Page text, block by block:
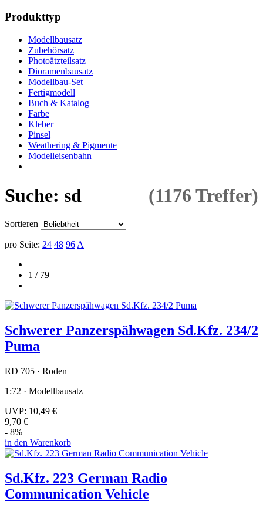
Produkttyp
Modellbausatz
Zubehörsatz
Photoätzteilsatz
Dioramenbausatz
Modellbau-Set
Fertigmodell
Buch & Katalog
Farbe
Kleber
Pinsel
Weathering & Pigmente
Modelleisenbahn
Suche: sd (1176 Treffer)
Sortieren
pro Seite: 24 48 96 A
1 / 79
Schwerer Panzerspähwagen Sd.Kfz. 234/2
Puma
RD 705 · Roden
1:72 · Modellbausatz
UVP: 10,49 €
9,70 €
- 8%
in den Warenkorb
Sd.Kfz. 223 German Radio
Communication Vehicle